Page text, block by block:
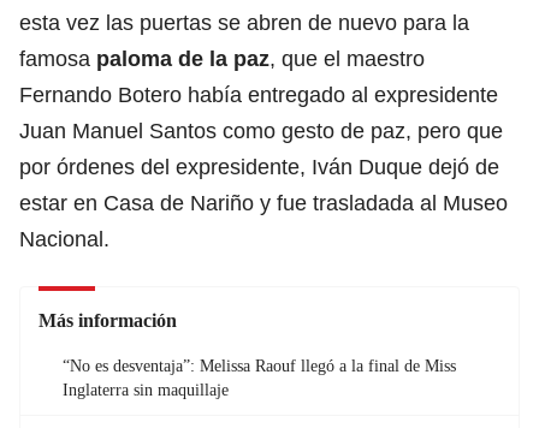
esta vez las puertas se abren de nuevo para la
famosa paloma de la paz, que el maestro
Fernando Botero había entregado al expresidente
Juan Manuel Santos como gesto de paz, pero que
por órdenes del expresidente, Iván Duque dejó de
estar en Casa de Nariño y fue trasladada al Museo
Nacional.
Más información
“No es desventaja”: Melissa Raouf llegó a la final de Miss
Inglaterra sin maquillaje